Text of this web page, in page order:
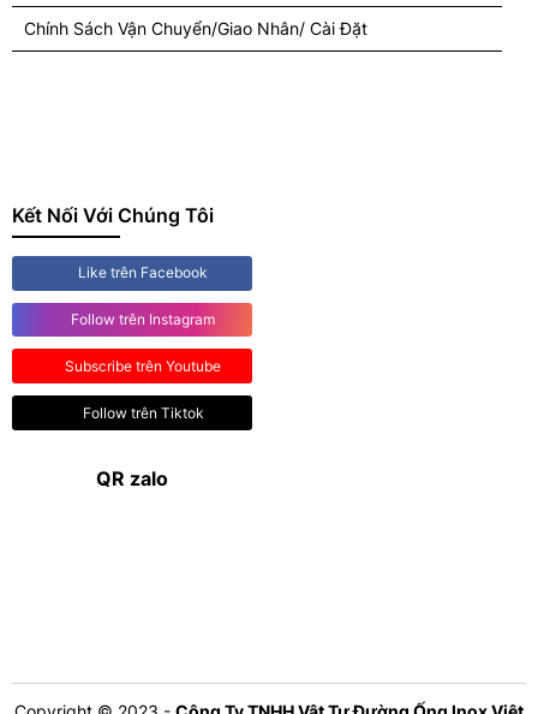
Chính Sách Vận Chuyển/Giao Nhân/ Cài Đặt
Kết Nối Với Chúng Tôi
Like trên Facebook
Follow trên Instagram
Subscribe trên Youtube
Follow trên Tiktok
QR zalo